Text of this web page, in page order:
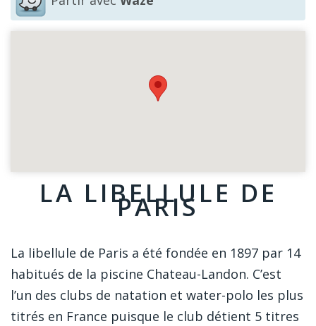
LA LIBELLULE DE
PARIS
La libellule de Paris a été fondée en 1897 par 14
habitués de la piscine Chateau-Landon. C’est
l’un des clubs de natation et water-polo les plus
titrés en France puisque le club détient 5 titres